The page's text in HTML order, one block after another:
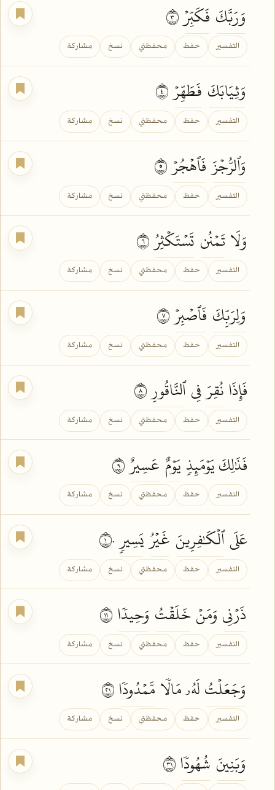
وَرَبَّكَ فَكَبِّرۡ
التفسير حفظ محفظتي نسخ مشاركة
وَثِيَابَكَ فَطَهِّرۡ٤
التفسير حفظ محفظتي نسخ مشاركة
وَٱلرُّجۡزَ فَٱهۡجُرۡ٥
التفسير حفظ محفظتي نسخ مشاركة
وَلَا تَمۡنُن تَسۡتَكۡثِرُ
التفسير حفظ محفظتي نسخ مشاركة
وَلِرَبِّكَ فَٱصۡبِرۡ٧
التفسير حفظ محفظتي نسخ مشاركة
فَإِذَانُقِرَفِيٱلنَّاقُورِ٨
التفسير حفظ محفظتي نسخ مشاركة
فَذَٰلِكَ يَوۡمَئِذٖ يَوۡمٌ عَسِيرٌ
التفسير حفظ محفظتي نسخ مشاركة
عَلَىٱلۡكَٰفِرِينَ غَيۡرُيَسِيرٖ١٠
التفسير حفظ محفظتي نسخ مشاركة
ذَرۡنِي وَمَنۡخَلَقۡتُ وَحِيدٗا
التفسير حفظ محفظتي نسخ مشاركة
وَجَعَلۡتُلَهُۥ مَالٗا مَّمۡدُودٗا
التفسير حفظ محفظتي نسخ مشاركة
وَبَنِينَ شُهُودٗا